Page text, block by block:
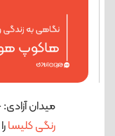
میدان
رنگی کلیسا